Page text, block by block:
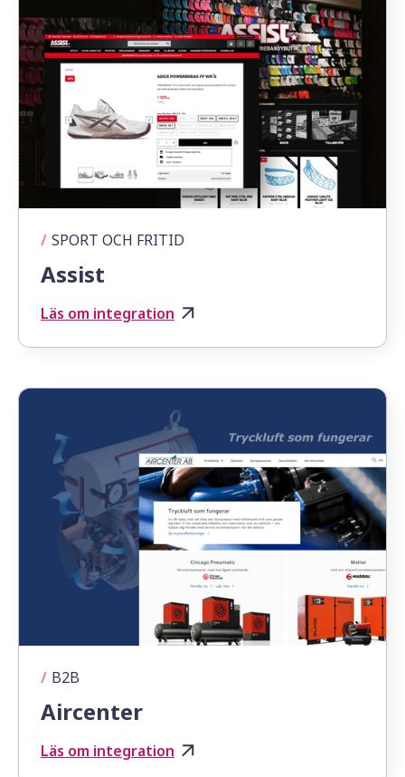
/ SPORT OCH FRITID
Assist
Läs om integration
/ B2B
Aircenter
Läs om integration